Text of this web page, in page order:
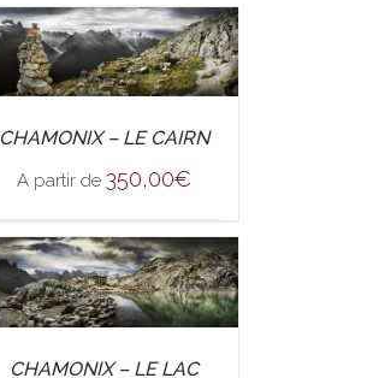
SELECT OPTIONS /
CHAMONIX – LE CAIRN
A partir de 350,00€
SELECT OPTIONS /
CHAMONIX – LE LAC